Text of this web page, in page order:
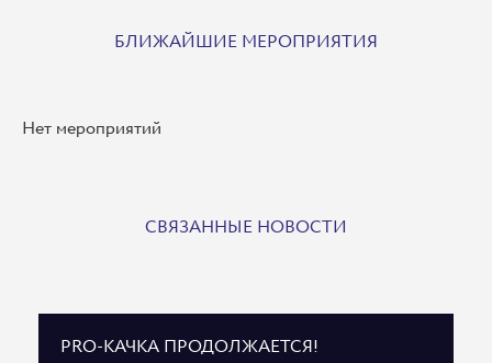
БЛИЖАЙШИЕ МЕРОПРИЯТИЯ
Нет мероприятий
СВЯЗАННЫЕ НОВОСТИ
PRO-КАЧКА ПРОДОЛЖАЕТСЯ!